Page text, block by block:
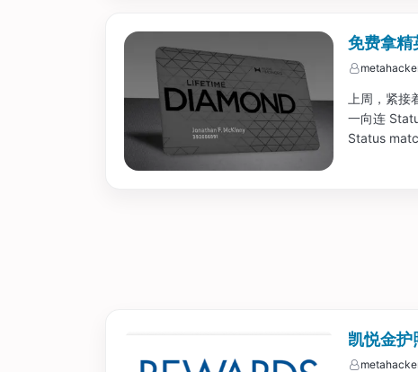
免费拿
上周，紧
一向连
Status
凯悦金护